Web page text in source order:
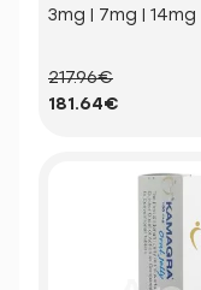
3mg | 7mg | 14mg
217.96€
181.64€